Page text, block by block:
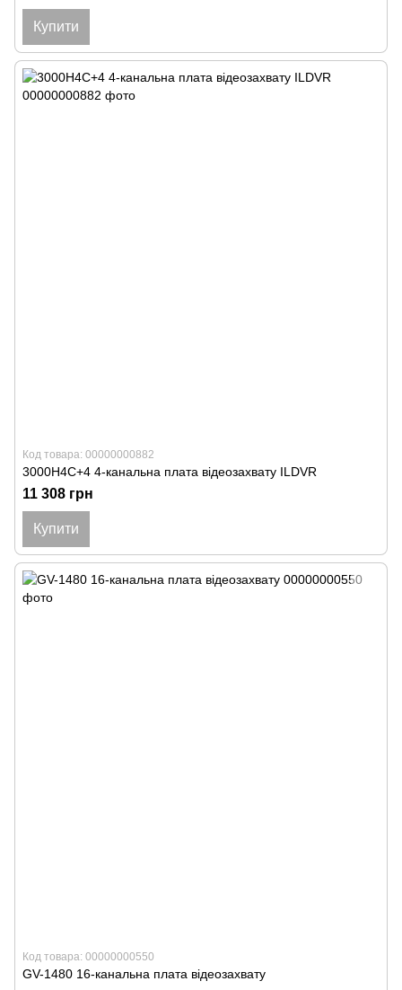
Купити
Код товара: 00000000882
3000H4C+4 4-канальна плата відеозахвату ILDVR
11 308 грн
Купити
Код товара: 00000000550
GV-1480 16-канальна плата відеозахвату